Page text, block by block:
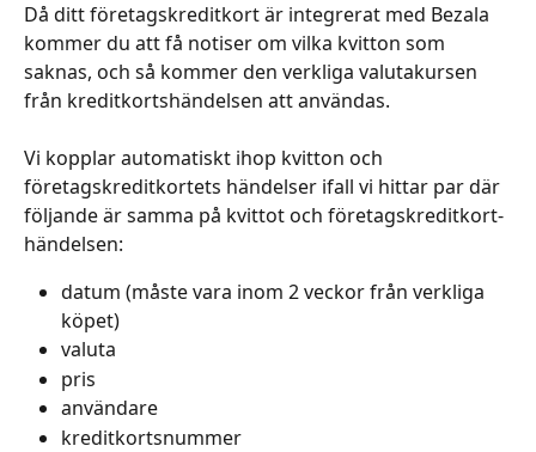
Då ditt företagskreditkort är integrerat med Bezala
kommer du att få notiser om vilka kvitton som
saknas, och så kommer den verkliga valutakursen
från kreditkortshändelsen att användas.
Vi kopplar automatiskt ihop kvitton och
företagskreditkortets händelser ifall vi hittar par där
följande är samma på kvittot och företagskreditkort-
händelsen:
datum (måste vara inom 2 veckor från verkliga
köpet)
valuta
pris
användare
kreditkortsnummer